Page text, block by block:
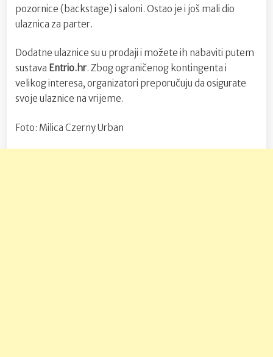
pozornice (backstage) i saloni. Ostao je i još mali dio
ulaznica za parter.
Dodatne ulaznice su u prodaji i možete ih nabaviti putem
sustava Entrio.hr. Zbog ograničenog kontingenta i
velikog interesa, organizatori preporučuju da osigurate
svoje ulaznice na vrijeme.
Foto: Milica Czerny Urban